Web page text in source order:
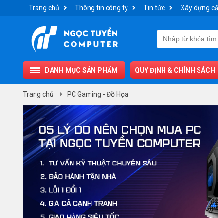
Trang chủ Thông tin công ty Tin tức Xây dựng
DANH MỤC SẢN PHẨM QUY ĐỊNH & CHÍNH SÁCH
Trang chủ PC Gaming - Đồ Họa